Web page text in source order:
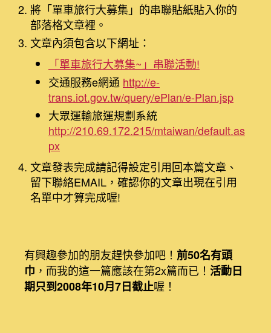
將「單車旅行大募集」的串聯貼紙貼入你的
部落格文章裡。
文章內須包含以下網址：
「單車旅行大募集~」串聯活動!
交通服務e網通 http://e-
trans.iot.gov.tw/query/ePlan/e-Plan.jsp
大眾運輸旅運規劃系統
http://210.69.172.215/mtaiwan/default.as
px
文章發表完成請記得設定引用回本篇文章、
留下聯絡EMAIL，確認你的文章出現在引用
名單中才算完成喔!
有興趣參加的朋友趕快參加吧！ 前50名有頭
巾 ，而我的這一篇應該在第2x篇而已！ 活動日
期只到2008年10月7日截止喔！